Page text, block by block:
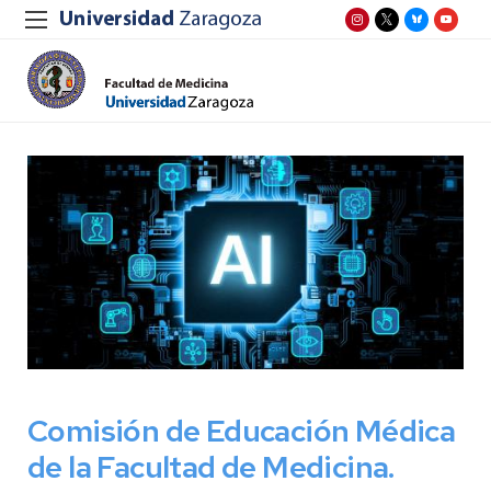
Comisión de Educación Médica
de la Facultad de Medicina.